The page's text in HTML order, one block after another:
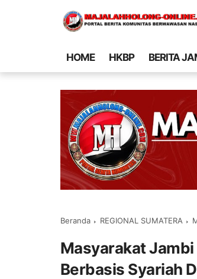
HOME HKBP BERITA
Beranda REGIONAL SUMATERA
Masyarakat Jambi
Berbasis Syariah